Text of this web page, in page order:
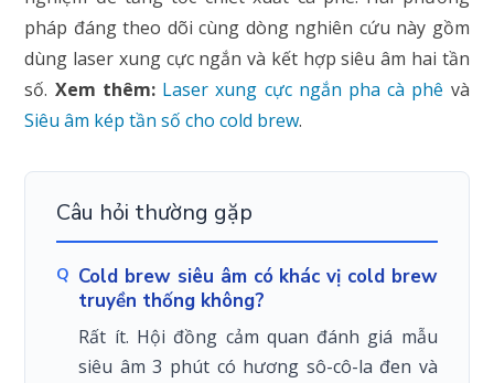
pháp đáng theo dõi cùng dòng nghiên cứu này gồm
dùng laser xung cực ngắn và kết hợp siêu âm hai tần
số. Xem thêm: Laser xung cực ngắn pha cà phê và
Siêu âm kép tần số cho cold brew.
Câu hỏi thường gặp
Cold brew siêu âm có khác vị cold brew
truyền thống không?
Rất ít. Hội đồng cảm quan đánh giá mẫu
siêu âm 3 phút có hương sô-cô-la đen và